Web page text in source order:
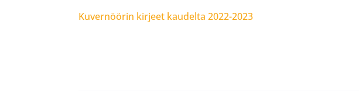
Kuvernöörin kirjeet kaudelta 2022-2023